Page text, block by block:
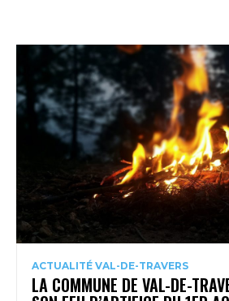
ACTUALITÉ VAL-DE-TRAVERS
LA COMMUNE DE VAL-DE-